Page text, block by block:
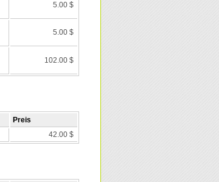
5.00 $
5.00 $
102.00 $
Preis
42.00 $